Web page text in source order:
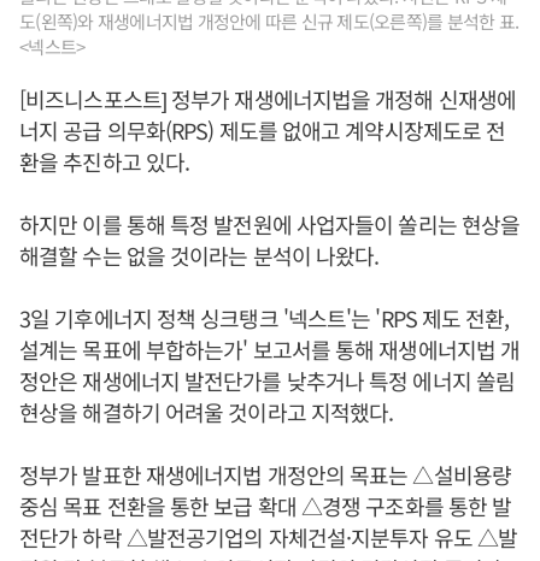
도(왼쪽)와 재생에너지법 개정안에 따른 신규 제도(오른쪽)를 분석한 표.
<넥스트>
[비즈니스포스트] 정부가 재생에너지법을 개정해 신재생에
너지 공급 의무화(RPS) 제도를 없애고 계약시장제도로 전
환을 추진하고 있다.
하지만 이를 통해 특정 발전원에 사업자들이 쏠리는 현상을
해결할 수는 없을 것이라는 분석이 나왔다.
3일 기후에너지 정책 싱크탱크 '넥스트'는 'RPS 제도 전환,
설계는 목표에 부합하는가' 보고서를 통해 재생에너지법 개
정안은 재생에너지 발전단가를 낮추거나 특정 에너지 쏠림
현상을 해결하기 어려울 것이라고 지적했다.
정부가 발표한 재생에너지법 개정안의 목표는 △설비용량
중심 목표 전환을 통한 보급 확대 △경쟁 구조화를 통한 발
전단가 하락 △발전공기업의 자체건설·지분투자 유도 △발